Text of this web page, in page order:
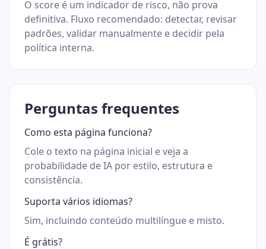
O score é um indicador de risco, não prova
definitiva. Fluxo recomendado: detectar, revisar
padrões, validar manualmente e decidir pela
política interna.
Perguntas frequentes
Como esta página funciona?
Cole o texto na página inicial e veja a
probabilidade de IA por estilo, estrutura e
consistência.
Suporta vários idiomas?
Sim, incluindo conteúdo multilíngue e misto.
É grátis?